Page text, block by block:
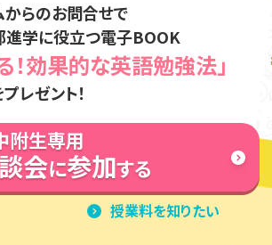
からのお問合せで
進学に役立つ電子BOOK
！効果的な英語勉強法」
レゼント！
附生専用
会に参加する
授業料を知りたい